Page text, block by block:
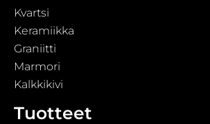
Kvartsi
Keramiikka
Graniitti
Marmori
Kalkkikivi
Tuotteet